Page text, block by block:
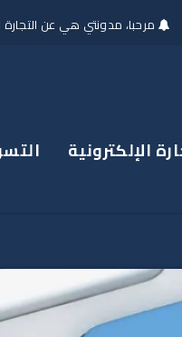
مرحبا، مدونتي هي عن التجارة
الإلكترونية